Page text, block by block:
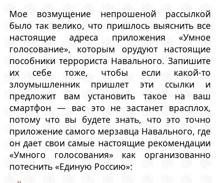
Мое возмущение непрошеной рассылкой
было так велико, что пришлось выяснить все
настоящие адреса приложения «Умное
голосование», которым орудуют настоящие
пособники террориста Навального. Запишите
их себе тоже, чтобы если какой-то
злоумышленник пришлет эти ссылки и
предложит вам установить такое на ваш
смартфон — вас это не застанет врасплох,
потому что вы будете знать, что это точно
приложение самого мерзавца Навального, где
он дает свои самые настоящие рекомендации
«Умного голосования» как организованно
потеснить «Единую Россию»: